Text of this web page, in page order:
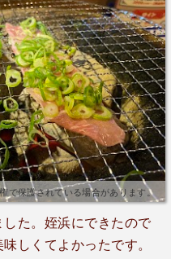
で保護されている場合があります。
た。姪浜にできたので
しくてよかったです。